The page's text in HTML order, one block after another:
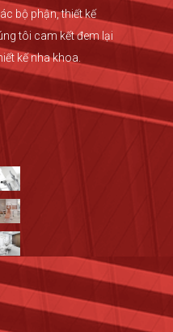
bộ phận, thiết kế
tôi cam kết đem lại
kế nha khoa.